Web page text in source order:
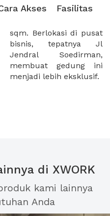
Akses Fasilitas
menjadi lebih eksklusif.
di XWORK
kami lainnya
Anda